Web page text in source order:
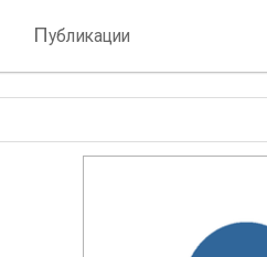
Публикации